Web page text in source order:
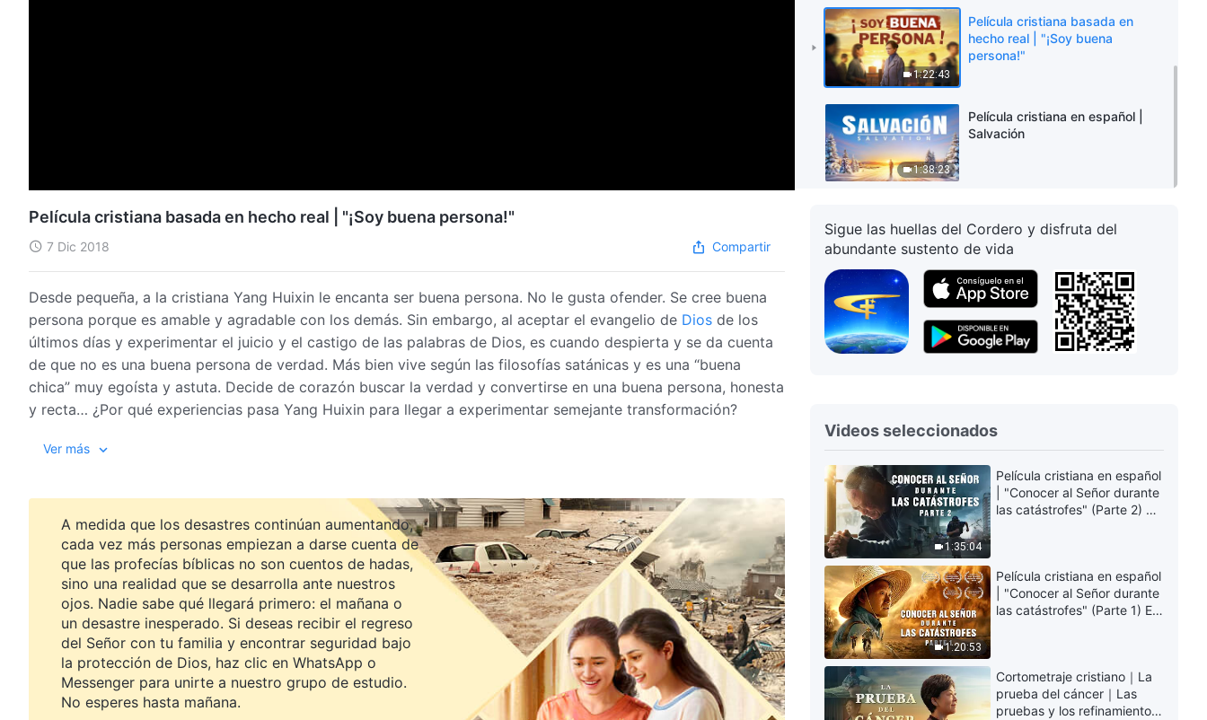
1:22:43
Película cristiana basada en
hecho real | "¡Soy buena
persona!"
1:38:23
Película cristiana en español |
Salvación
Película cristiana basada en hecho real | "¡Soy buena persona!"
7 Dic 2018 Compartir
Desde pequeña, a la cristiana Yang Huixin le encanta ser buena persona. No le gusta ofender. Se cree buena
persona porque es amable y agradable con los demás. Sin embargo, al aceptar el evangelio de Dios de los
últimos días y experimentar el juicio y el castigo de las palabras de Dios, es cuando despierta y se da cuenta
de que no es una buena persona de verdad. Más bien vive según las filosofías satánicas y es una “buena
chica” muy egoísta y astuta. Decide de corazón buscar la verdad y convertirse en una buena persona, honesta
y recta… ¿Por qué experiencias pasa Yang Huixin para llegar a experimentar semejante transformación?
Ver más
A medida que los desastres continúan aumentando,
cada vez más personas empiezan a darse cuenta de
que las profecías bíblicas no son cuentos de hadas,
sino una realidad que se desarrolla ante nuestros
ojos. Nadie sabe qué llegará primero: el mañana o
un desastre inesperado. Si deseas recibir el regreso
del Señor con tu familia y encontrar seguridad bajo
la protección de Dios, haz clic en WhatsApp o
Messenger para unirte a nuestro grupo de estudio.
No esperes hasta mañana.
Sigue las huellas del Cordero y disfruta del
abundante sustento de vida
Videos seleccionados
1:35:04
Película cristiana en español
| "Conocer al Señor durante
las catástrofes" (Parte 2) La
1:20:53
Película cristiana en español
| "Conocer al Señor durante
las catástrofes" (Parte 1) El
Cortometraje cristiano｜La
prueba del cáncer｜Las
pruebas y los refinamientos